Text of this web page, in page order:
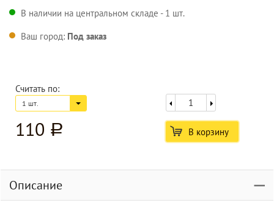
В наличии на центральном складе - 1 шт.
Ваш город: Под заказ
Считать по:
1 шт.
110 a В корзину
Описание